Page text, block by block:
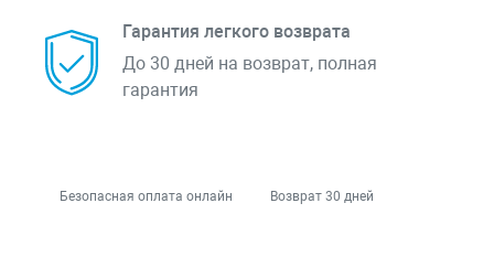
Гарантия легкого возврата
До 30 дней на возврат, полная
гарантия
Безопасная оплата онлайн Возврат 30 дней